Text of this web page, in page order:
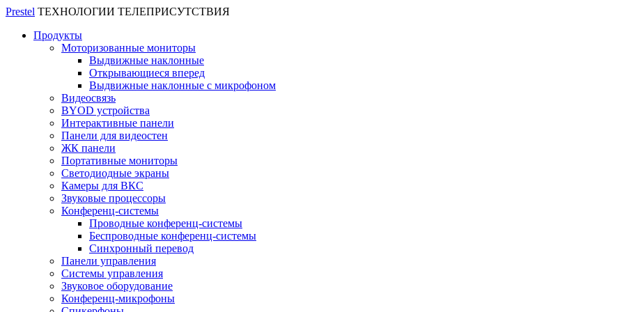
Prestel ТЕХНОЛОГИИ ТЕЛЕПРИСУТСТВИЯ
Продукты
Моторизованные мониторы
Выдвижные наклонные
Открывающиеся вперед
Выдвижные наклонные с микрофоном
Видеосвязь
BYOD устройства
Интерактивные панели
Панели для видеостен
ЖК панели
Портативные мониторы
Светодиодные экраны
Камеры для ВКС
Звуковые процессоры
Конференц-системы
Проводные конференц-системы
Беспроводные конференц-системы
Синхронный перевод
Панели управления
Системы управления
Звуковое оборудование
Конференц-микрофоны